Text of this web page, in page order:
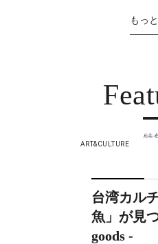
もっ
特
ART&CULTURE
台湾カル
魚」が見
goods -